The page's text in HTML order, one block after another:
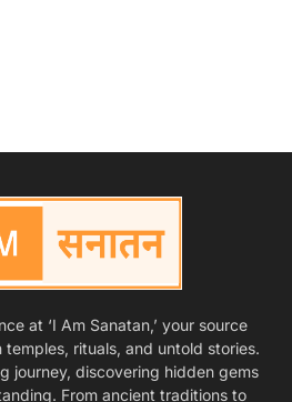
at ‘I Am Sanatan,’ your source
rituals, and untold stories.
journey, discovering hidden gems
From ancient traditions to